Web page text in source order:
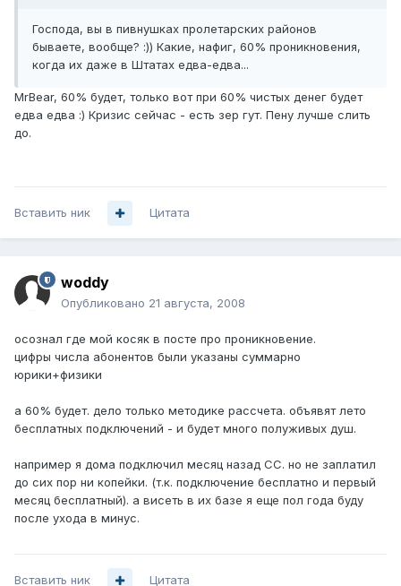
Господа, вы в пивнушках пролетарских районов
бываете, вообще? :)) Какие, нафиг, 60% проникновения,
когда их даже в Штатах едва-едва...
MrBear, 60% будет, только вот при 60% чистых денег будет
едва едва :) Кризис сейчас - есть зер гут. Пену лучше слить
до.
Вставить ник Цитата
woddy
Опубликовано 21 августа, 2008
осознал где мой косяк в посте про проникновение.
цифры числа абонентов были указаны суммарно
юрики+физики
а 60% будет. дело только методике рассчета. объявят лето
бесплатных подключений - и будет много полуживых душ.
например я дома подключил месяц назад СС. но не заплатил
до сих пор ни копейки. (т.к. подключение бесплатно и первый
месяц бесплатный). а висеть в их базе я еще пол года буду
после ухода в минус.
Вставить ник Цитата